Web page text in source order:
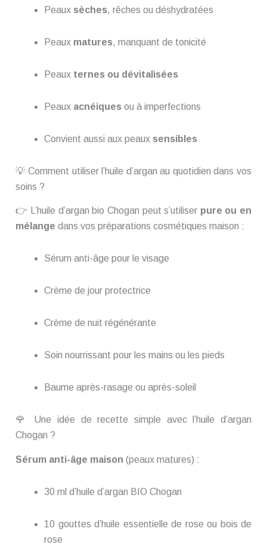
Peaux sèches, rêches ou déshydratées
Peaux matures, manquant de tonicité
Peaux ternes ou dévitalisées
Peaux acnéiques ou à imperfections
Convient aussi aux peaux sensibles
💡 Comment utiliser l’huile d’argan au quotidien dans vos
soins ?
👉 L’huile d’argan bio Chogan peut s’utiliser pure ou en
mélange dans vos préparations cosmétiques maison :
Sérum anti-âge pour le visage
Crème de jour protectrice
Crème de nuit régénérante
Soin nourrissant pour les mains ou les pieds
Baume après-rasage ou après-soleil
🌹 Une idée de recette simple avec l’huile d’argan
Chogan ?
Sérum anti-âge maison (peaux matures) :
30 ml d’huile d’argan BIO Chogan
10 gouttes d’huile essentielle de rose ou bois de
rose